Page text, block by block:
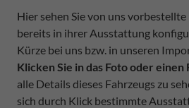
Hier sehen Sie von uns vorbestellte
bereits in ihrer Ausstattung
Kürze bei uns bzw. in unseren
Klicken Sie in das Foto oder einen
alle Details dieses Fahrzeugs zu
sich durch Klick bestimmte